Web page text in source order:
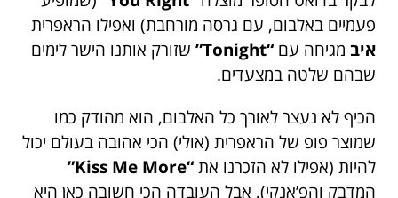
פעמיים באלבום, עם גרסה מורחבת) ואפילו הראפרית
איב מגיחה עם“Tonight”
שזורק אותנו הישר לימים
שבהם שלטה במצעדים.
הכיף לא נעצר לאורך כל האלבום, הוא מהודק כמו
שמוצר פופ של הראפרית (אולי) הכי אהובה בעולם יכול
להיות (אפילו לא הזכרנו את“Kiss Me More”
המדבק והפ’אנקי), אבל העובדה הכי חשובה כאן היא